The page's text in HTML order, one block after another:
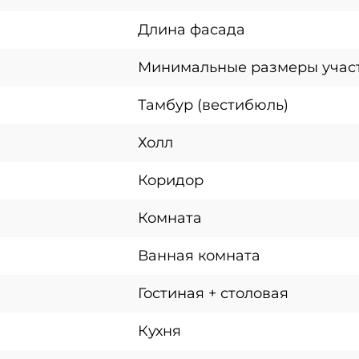
Длина фасада
Минимальные размеры
Тамбур (вестибюль)
Холл
Коридор
Комната
Ванная комната
Гостиная + столовая
Кухня